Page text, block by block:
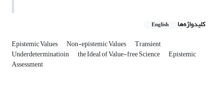
کلیدواژه‌ها English
Epistemic Values Non-epistemic Values Transient
Underdeterminatioin the Ideal of Value-free Science Epistemic
Assessment